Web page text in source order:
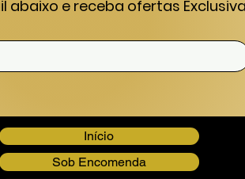
abaixo e receba ofertas
Início
Sob Encomenda